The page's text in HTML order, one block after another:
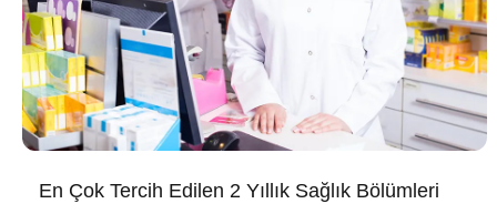
En Çok Tercih Edilen 2 Yıllık Sağlık Bölümleri